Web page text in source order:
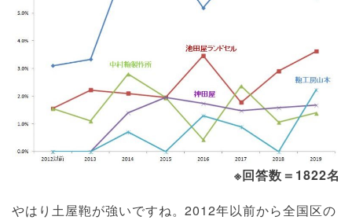
※回答数＝1822名
やはり土屋鞄が強いですね。2012年以前から全国区の